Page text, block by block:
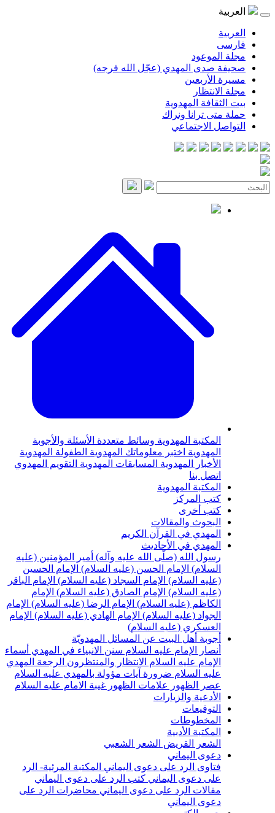
المهدي (عجّل الله فرجه)
المهدوية
ترانا ونراك
الاجتماعي
المهدويةوسائط متعددةالأسئلة والأجوبة
اختبر معلوماتك المهدويةالطفولة المهدوية
المهدويةالمسابقات المهدويةالتقويم المهدوي
المهدوية
والمقالات
في القرآن الكريم
في الأحاديث
الله (صلّى الله عليه وآله) أمير المؤمنين (عليه
الإمام الحسن (عليه السلام) الإمام الحسين
الإمام السجاد (عليه السلام) الإمام الباقر
الإمام الصادق (عليه السلام) الإمام
(عليه السلام) الإمام الرضا (عليه السلام) الإمام
(عليه السلام) الإمام الهادي (عليه السلام) الإمام
(عليه السلام)
أهل البيت عن المسائل المهدويّة
الإمام عليه السلامسنن الانبياء في المهديأسماء
عليه السلامالانتظار والمنتظرونالرجعةالمهدي
السلام ضرورة آيات مؤولة بالمهدي عليه السلام
علامات الظهورغيبة الامام عليه السلام
والزيارات
الأدبية
الشعر الشعبي
اليماني
الرد على دعوى اليماني المكتبة المرئية- الرد
دعوى اليماني كتب الرد على دعوى اليماني
الرد على دعوى اليماني محاضرات الرد على